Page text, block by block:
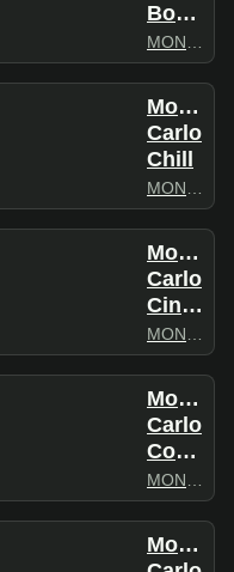
Bossa
Monte
Carlo
Chill
Monte
Carlo
Cinema
Monte
Carlo
Covers
Monte